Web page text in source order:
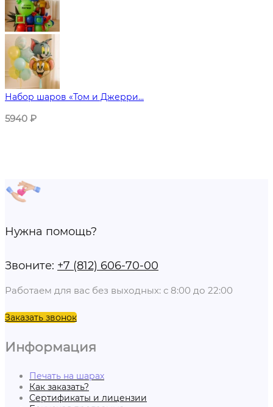
Набор шаров «Том и Джерри...
5940 ₽
Нужна помощь?
Звоните: +7 (812) 606-70-00
Работаем для вас без выходных: с 8:00 до 22:00
Заказать звонок
Информация
Печать на шарах
Как заказать?
Сертификаты и лицензии